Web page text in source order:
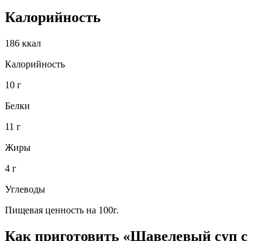
Калорийность
186 ккал
Калорийность
10 г
Белки
11 г
Жиры
4 г
Углеводы
Пищевая ценность на 100г.
Как приготовить «Щавелевый суп с